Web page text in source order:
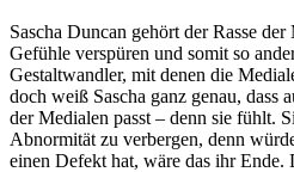
Sascha Duncan gehört der Rasse
Gefühle verspüren und somit so
Gestaltwandler, mit denen die
doch weiß Sascha ganz genau, dass
der Medialen passt – denn sie fühlt.
Abnormität zu verbergen, denn
einen Defekt hat, wäre das ihr Ende.